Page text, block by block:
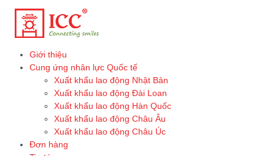
Skip
content
Giới thiệu
Cung ứng nhân lực Quốc tế
Xuất khẩu lao động Nhật Bản
Xuất khẩu lao động Đài Loan
Xuất khẩu lao động Hàn Quốc
Xuất khẩu lao động Châu Âu
Xuất khẩu lao động Châu Úc
Đơn hàng